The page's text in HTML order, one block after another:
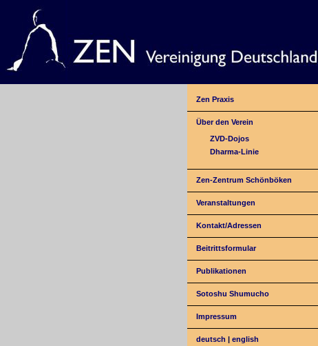
Zen Praxis
Über den Verein
ZVD-Dojos
Dharma-Linie
Zen-Zentrum Schönböken
Veranstaltungen
Kontakt/Adressen
Beitrittsformular
Publikationen
Sotoshu Shumucho
Impressum
deutsch |english